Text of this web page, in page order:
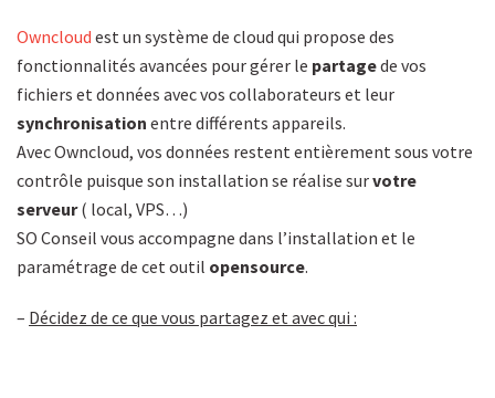
Owncloud est un système de cloud qui propose des
fonctionnalités avancées pour gérer le partagede vos
fichiers et données avec vos collaborateurs et leur
synchronisation entre différents appareils.
Avec Owncloud, vos données restent entièrement sous votre
contrôle puisque son installation se réalise survotre
serveur( local, VPS…)
SO Conseil vous accompagne dans l’installation et le
paramétrage de cet outil opensource.
– Décidez de ce que vous partagez et avec qui :